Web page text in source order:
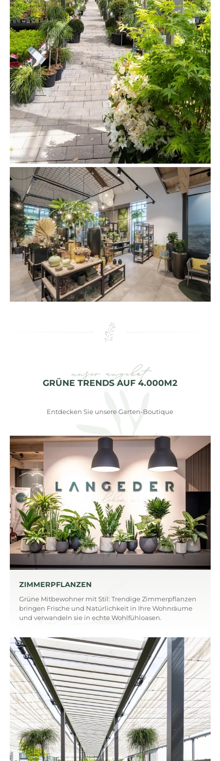
unser angebot
GRÜNE TRENDS AUF 4.000M2
Entdecken Sie unsere Garten-Boutique
ZIMMERPFLANZEN
Grüne Mitbewohner mit Stil: Trendige Zimmerpflanzen
bringen Frische und Natürlichkeit in Ihre Wohnräume
und verwandeln sie in echte Wohlfühloasen.